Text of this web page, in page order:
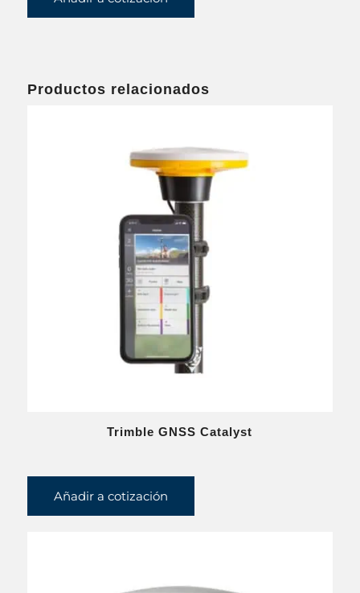
Productos relacionados
Trimble GNSS Catalyst
Añadir a cotización